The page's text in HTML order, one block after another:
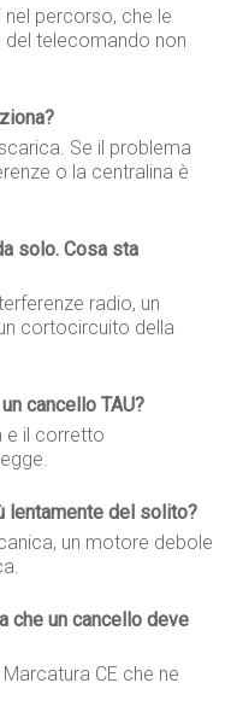
percorso, che le
telecomando non
Se il problema
o la centralina è
solo. Cosa sta
radio, un
cortocircuito della
cancello TAU?
e il corretto
lentamente del solito?
un motore debole
che un cancello deve
CE che ne